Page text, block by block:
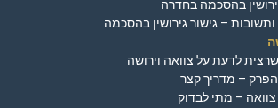
בהסכמה בחדרה
– גישור גירושין בהסכמה
לדעת על צוואה וירושה
– מדריך קצר
– מתי לבדוק